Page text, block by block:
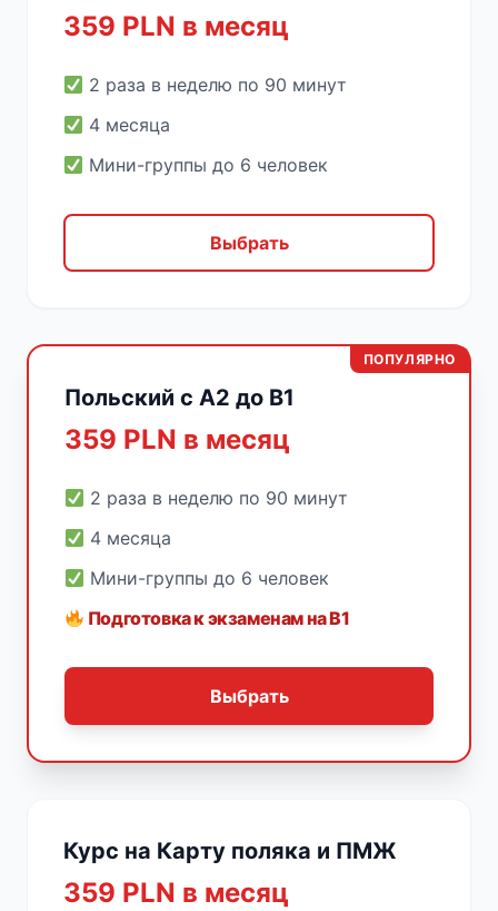
359 PLN в месяц
2 раза в неделю по 90 минут
4 месяца
Мини-группы до 6 человек
Выбрать
ПОПУЛЯРНО
Польский с A2 до B1
359 PLN в месяц
2 раза в неделю по 90 минут
4 месяца
Мини-группы до 6 человек
Подготовка к экзаменам на B1
Выбрать
Курс на Карту поляка и ПМЖ
359 PLN в месяц